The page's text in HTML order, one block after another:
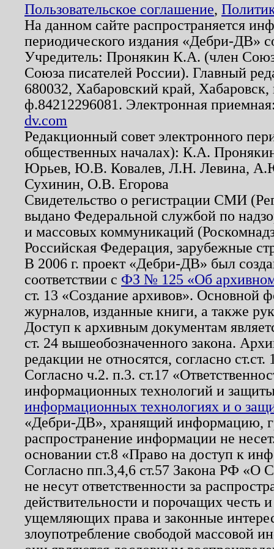
Пользовательское соглашение,
На данном сайте распространяется
периодического издания «Дебри-ДВ»
Учредитель: Пронякин К.А. (член
Союза писателей России). Главный
680032, Хабаровский край,
ф.84212296081. Электронная
dv.com
Редакционный совет электронного
общественных началах): К.А.
Юрьев, Ю.В. Ковалев, Л.Н. Левина,
Сухинин, О.В. Егорова
Свидетельство о регистрации СМИ
выдано Федеральной службой по
и массовых коммуникаций
Российская Федерация, зарубежные
В 2006 г. проект «Дебри-ДВ» был
соответствии с ФЗ № 125 «Об
ст. 13 «Создание архивов». Основной
журналов, изданные книги, а также
Доступ к архивным документам
ст. 24 вышеобозначенного закона.
редакции не относятся, согласно
Согласно ч.2. п.3. ст.17
информационных технологий и
информационных технологиях и о
«Дебри-ДВ», хранящий информацию,
распространение информации не
основании ст.8 «Право на доступ к
Согласно пп.3,4,6 ст.57 Закона РФ «О
не несут ответственности за
действительности и порочащих честь
ущемляющих права и законные
злоупотребление свободой массовой